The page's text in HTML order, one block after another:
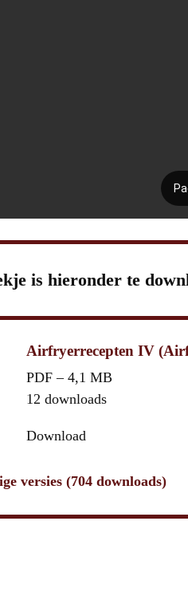
is hieronder te
Airfryerrecepten IV
PDF – 4,1 MB
12 downloads
Download
versies (704 downloads)